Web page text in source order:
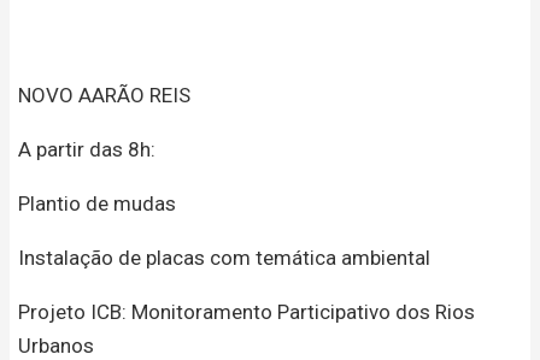
NOVO AARÃO REIS
A partir das 8h:
Plantio de mudas
Instalação de placas com temática ambiental
Projeto ICB: Monitoramento Participativo dos Rios
Urbanos